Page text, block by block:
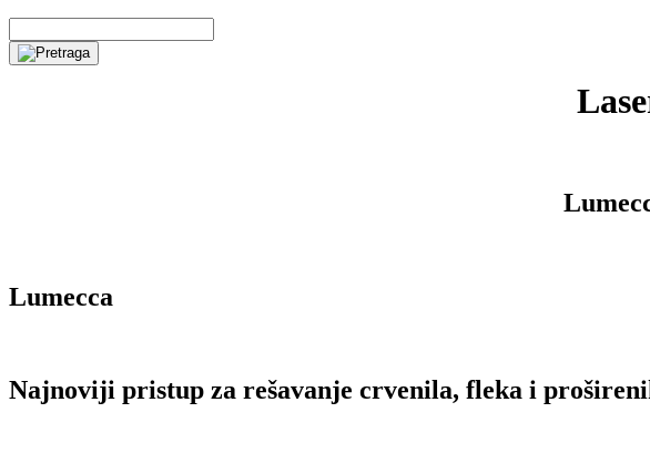
Lumecca
Najnoviji pristup za rešavanje crvenila, fleka i